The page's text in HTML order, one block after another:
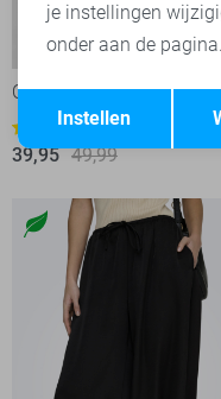
-
Object Broek
13
39,95 49,99
Terug
je instellingen
onder aan de pagina.
Instellen